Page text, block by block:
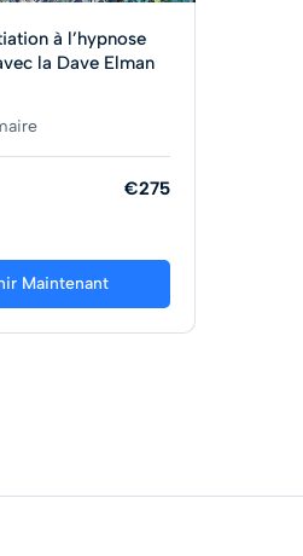
à l’hypnose
la Dave Elman
€275
Maintenant